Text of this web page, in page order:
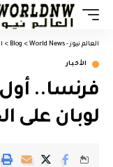
العالم نيوز - World News >
Blog
>
الأخبار
فرنسا..
لوبان على